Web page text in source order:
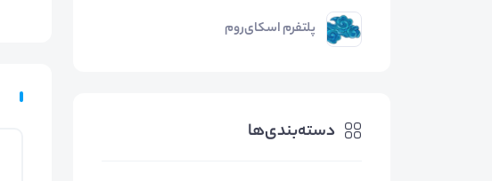
پلتفرم اسکای‌روم
دسته‌بندی‌ها